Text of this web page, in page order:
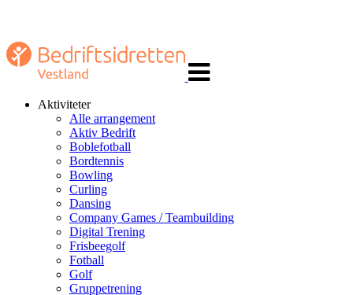
navigasjon
Aktiviteter
Alle arrangement
Aktiv Bedrift
Boblefotball
Bordtennis
Bowling
Curling
Dansing
Company Games / Teambuilding
Digital Trening
Frisbeegolf
Fotball
Golf
Gruppetrening